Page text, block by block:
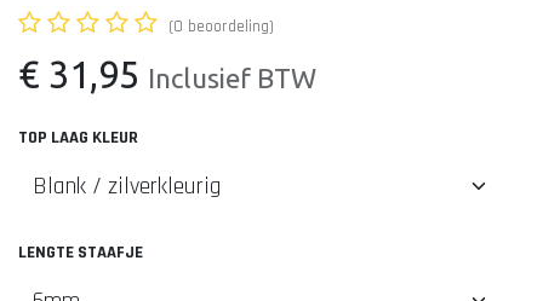
(0 beoordeling)
€ 31,95 Inclusief BTW
TOP LAAG KLEUR
LENGTE STAAFJE